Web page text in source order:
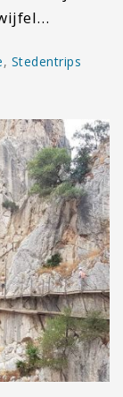
, Stedentrips